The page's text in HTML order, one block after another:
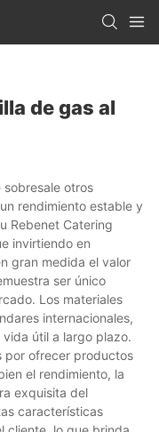
de gas al
sobresale otros
rendimiento estable y
Rebenet Catering
invirtiendo en
gran medida el valor
ser único
Los materiales
internacionales,
útil a largo plazo.
por ofrecer productos
el rendimiento, la
exquisita del
características